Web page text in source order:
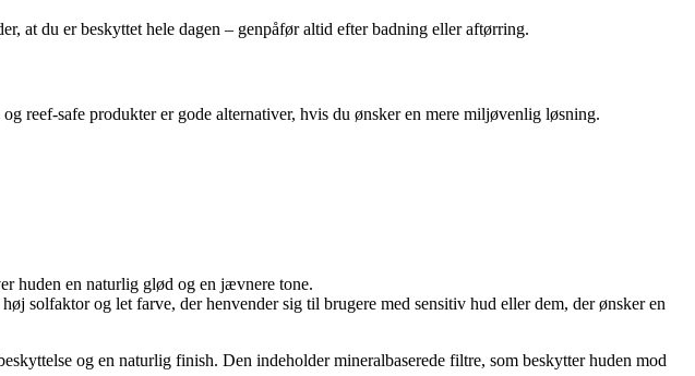
at du er beskyttet hele dagen – genpåfør altid efter badning eller aftørring.
reef-safe produkter er gode alternativer, hvis du ønsker en mere miljøvenlig løsning.
huden en naturlig glød og en jævnere tone.
solfaktor og let farve, der henvender sig til brugere med sensitiv hud eller dem, der ønsker en
og en naturlig finish. Den indeholder mineralbaserede filtre, som beskytter huden mod